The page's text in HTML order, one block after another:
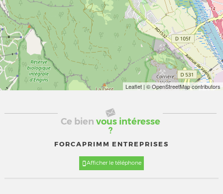
Leaflet | © OpenStreetMap contributors
Ce bien vous intéresse
?
FORCAPRIMM ENTREPRISES
Afficher le téléphone